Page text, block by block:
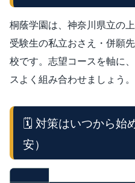
桐蔭学園は、神奈川県立の
受験生の私立おさえ・併願
校です。志望コースを軸に
スよく組み合わせましょう。
🗓️ 対策はいつから始
安）